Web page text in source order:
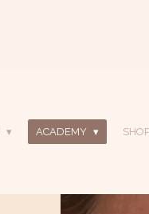
ACADEMY